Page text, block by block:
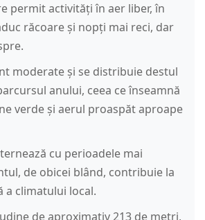
permit activități în aer liber, în
răcoare și nopți mai reci, dar
moderate și se distribuie destul
anului, ceea ce înseamnă
verde și aerul proaspăt aproape
cu perioadele mai
de obicei blând, contribuie la
a climatului local.
de aproximativ 213 de metri,